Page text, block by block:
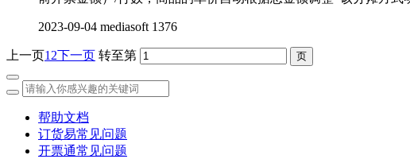
2023-09-04 mediasoft 1376
上一页1 2下一页 转至第
帮助文档
订货易常见问题
开票通常见问题